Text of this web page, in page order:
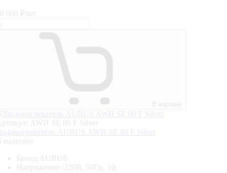
000 ₽/шт
В корзину
AWH SE 80 F Silver
AURUS AWH SE 80 F Silver
наличии
Бренд:
AURUS
Напряжение :
220В, 50Гц, 1ф